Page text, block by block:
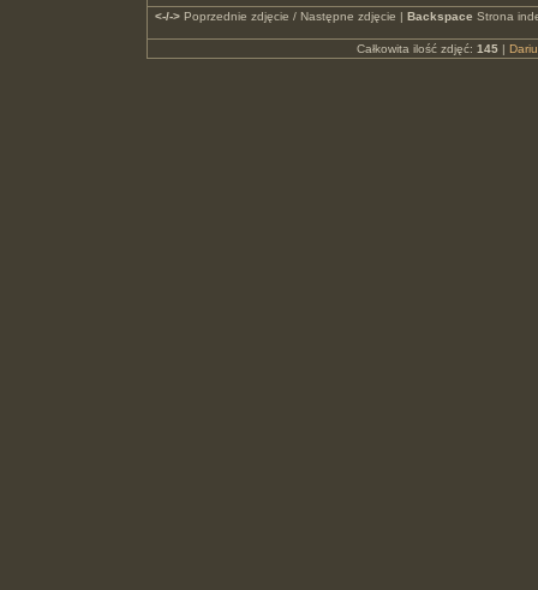
<-/->Poprzednie zdjęcie / Następne zdjęcie | Backspace Strona
Całkowita ilość zdjęć: 145|